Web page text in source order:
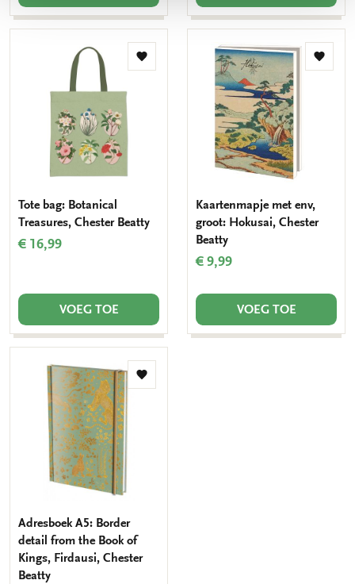
Toevoegen
Tote bag: Botanical
Treasures, Chester Beatty
€ 16,99
VOEG TOE
Kaartenmapje met env,
groot: Hokusai, Chester
Beatty
€ 9,99
VOEG TOE
Toevoegen
Adresboek A5: Border
detail from the Book of
Kings, Firdausi, Chester
Beatty